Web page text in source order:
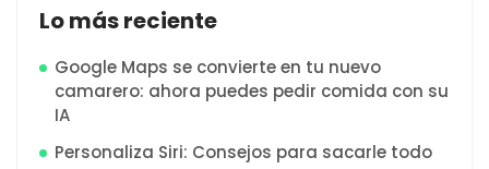
Lo más reciente
Google Maps se convierte en tu nuevo
camarero: ahora puedes pedir comida con su
IA
Personaliza Siri: Consejos para sacarle todo